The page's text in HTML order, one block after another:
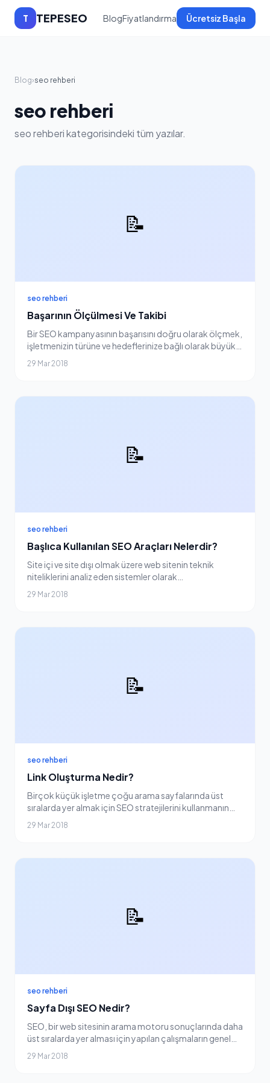
T TEPESEO BlogFiyatlandırma Ücretsiz Başla
Blog›seo rehberi
seo rehberi
seo rehberi kategorisindeki tüm yazılar.
📝
seo rehberi
Başarının Ölçülmesi Ve Takibi
Bir SEO kampanyasının başarısını doğru olarak ölçmek,
işletmenizin türüne ve hedeflerinize bağlı olarak büyük
ölçüde farklılık gösterebilir. Bununla birlikte, bir SEO
kampanyasının etkinliğini ölçerke...
29 Mar 2018
📝
seo rehberi
Başlıca Kullanılan SEO Araçları Nelerdir?
Site içi ve site dışı olmak üzere web sitenin teknik
niteliklerini analiz eden sistemler olarak
tanımlanmaktadır. Backlink analizi, içerik analizi ve
anahtar kelime analizi gibi pek çok yöntemi değerl...
29 Mar 2018
📝
seo rehberi
Link Oluşturma Nedir?
Birçok küçük işletme çoğu arama sayfalarında üst
sıralarda yer almak için SEO stratejilerini kullanmanın
son derece önemli olduğunun farkına varmıştır. Bir web
sitesi yaptıktan sonra internet sayfanız...
29 Mar 2018
📝
seo rehberi
Sayfa Dışı SEO Nedir?
SEO, bir web sitesinin arama motoru sonuçlarında daha
üst sıralarda yer alması için yapılan çalışmaların genel
adıdır. Bu çalışmaların bir kısmı sitenin iç yapısında
gerçekleşirken, diğer kısmı site...
29 Mar 2018